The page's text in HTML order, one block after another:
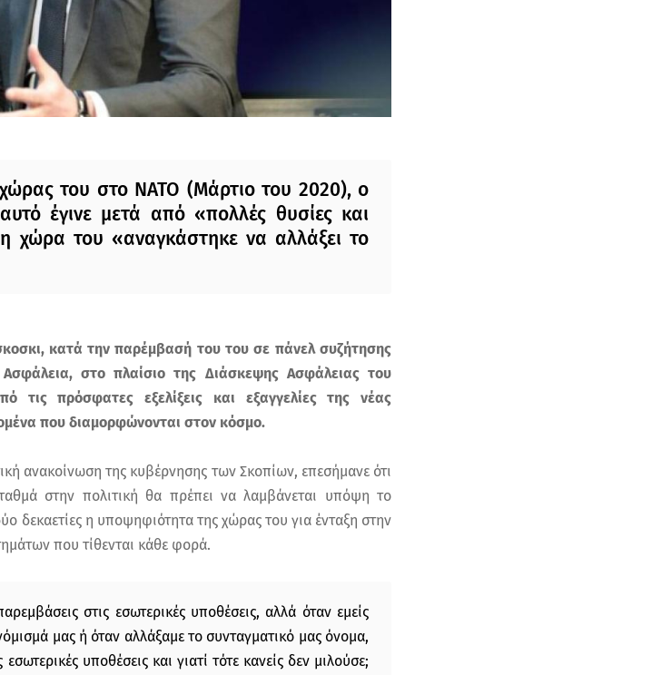
του στο ΝΑΤΟ (Μάρτιο του 2020), ο
έγινε μετά από «πολλές θυσίες και
χώρα του «αναγκάστηκε να αλλάξει το
κατά την παρέμβασή του του σε πάνελ συζήτησης
στο πλαίσιο της Διάσκεψης Ασφάλειας του
τις πρόσφατες εξελίξεις και εξαγγελίες της νέας
που διαμορφώνονται στον κόσμο.
ανακοίνωση της κυβέρνησης των Σκοπίων, επεσήμανε ότι
στην πολιτική θα πρέπει να λαμβάνεται υπόψη το
δεκαετίες η υποψηφιότητα της χώρας του για ένταξη στην
που τίθενται κάθε φορά.
στις εσωτερικές υποθέσεις, αλλά όταν εμείς
μας ή όταν αλλάξαμε το συνταγματικό μας όνομα,
υποθέσεις και γιατί τότε κανείς δεν μιλούσε;